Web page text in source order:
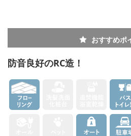
おすすめポ
防音良好のRC造！